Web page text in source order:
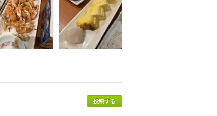
投稿する